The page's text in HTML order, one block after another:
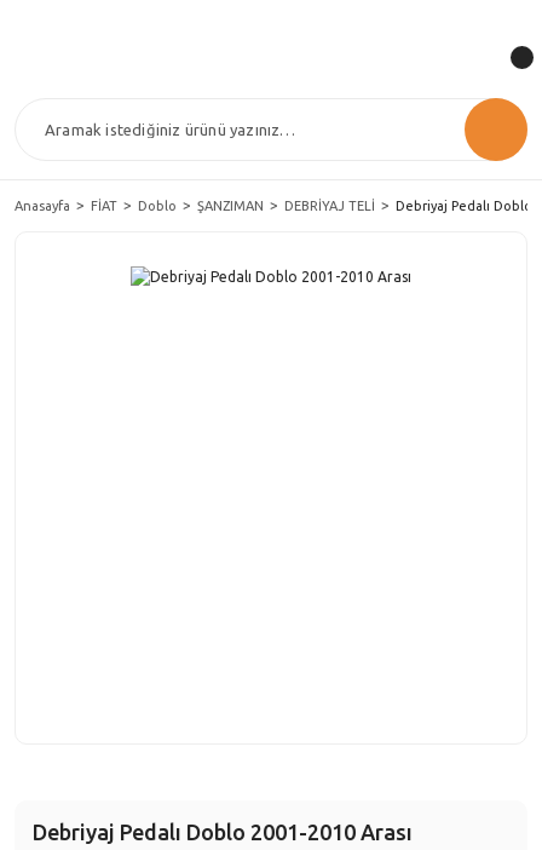
Anasayfa FİAT Doblo ŞANZIMAN DEBRİYAJ TELİ Debriyaj Pedalı Doblo
Debriyaj Pedalı Doblo 2001-2010 Arası